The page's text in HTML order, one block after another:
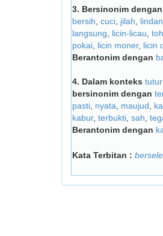
3. Bersinonim dengan
bersih cuci jilah
langsung
licin-licau
pokai licin moner, licin
Berantonim dengan
4. Dalam konteks
bersinonim dengan
pasti nyata maujud
kabur, terbukti sah
Berantonim dengan
Kata Terbitan :